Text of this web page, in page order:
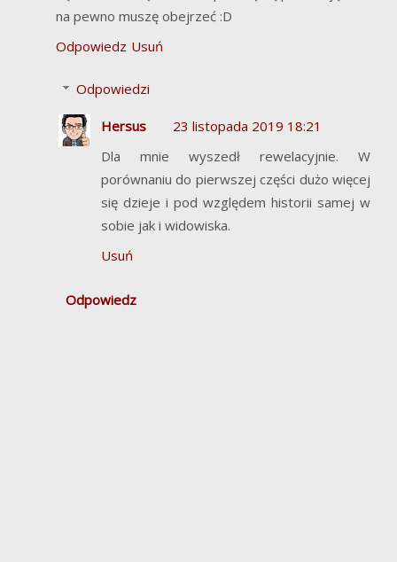
na pewno muszę obejrzeć :D
Odpowiedz Usuń
Odpowiedzi
Hersus
23 listopada 2019 18:21
Dla mnie wyszedł rewelacyjnie. W
porównaniu do pierwszej części dużo więcej
się dzieje i pod względem historii samej w
sobie jak i widowiska.
Usuń
Odpowiedz